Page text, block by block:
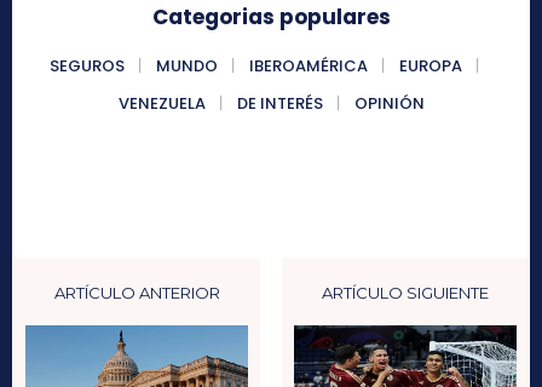
Categorias populares
SEGUROS MUNDO IBEROAMÉRICA
EUROPA
VENEZUELA
DE INTERÉS OPINIÓN
ARTÍCULO ANTERIOR ARTÍCULO SIGUIENTE